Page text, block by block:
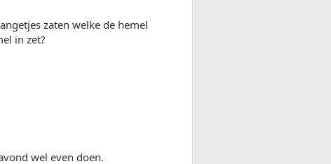
zaten welke de hemel
in zet?
wel even doen.